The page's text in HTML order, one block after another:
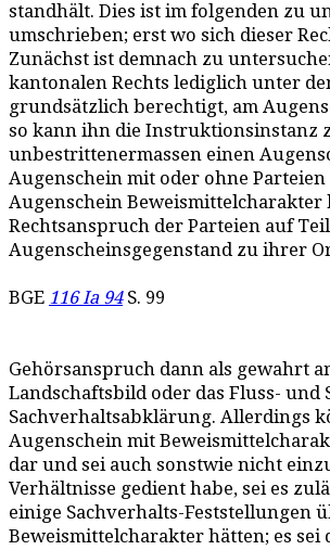
standhält. Dies ist im folgenden zu
umschrieben; erst wo sich dieser
Zunächst ist demnach zu
kantonalen Rechts lediglich unter
grundsätzlich berechtigt, am
so kann ihn die Instruktionsinstanz
unbestrittenermassen einen
Augenschein mit oder ohne
Augenschein
Rechtsanspruch der Parteien auf
Augenscheinsgegenstand zu ihrer
BGE 116 Ia 94S. 99
Gehörsanspruch dann als gewahrt
Landschaftsbild oder das Fluss-
Sachverhaltsabklärung. Allerdings
Augenschein mit
dar und sei auch sonstwie nicht
Verhältnisse gedient habe, sei es
einige Sachverhalts-Feststellungen
Beweismittelcharakter hätten; es